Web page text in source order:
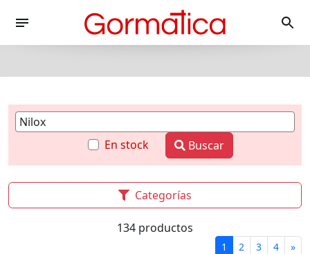
En stock Buscar
Categorías
134 productos
1 2 3 4 »